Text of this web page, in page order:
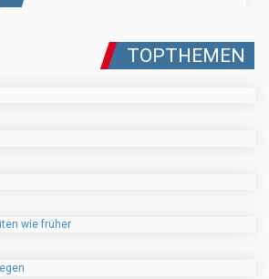
TOPTHEMEN